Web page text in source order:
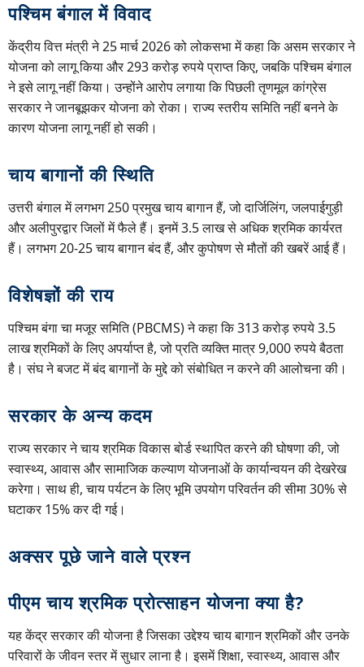
पश्चिम बंगाल में विवाद
केंद्रीय वित्त मंत्री ने 25 मार्च 2026 को लोकसभा में कहा कि असम सरकार ने
योजना को लागू किया और 293 करोड़ रुपये प्राप्त किए, जबकि पश्चिम बंगाल
ने इसे लागू नहीं किया। उन्होंने आरोप लगाया कि पिछली तृणमूल कांग्रेस
सरकार ने जानबूझकर योजना को रोका। राज्य स्तरीय समिति नहीं बनने के
कारण योजना लागू नहीं हो सकी।
चाय बागानों की स्थिति
उत्तरी बंगाल में लगभग 250 प्रमुख चाय बागान हैं, जो दार्जिलिंग, जलपाईगुड़ी
और अलीपुरद्वार जिलों में फैले हैं। इनमें 3.5 लाख से अधिक श्रमिक कार्यरत
हैं। लगभग 20-25 चाय बागान बंद हैं, और कुपोषण से मौतों की खबरें आई हैं।
विशेषज्ञों की राय
पश्चिम बंगा चा मजूर समिति (PBCMS) ने कहा कि 313 करोड़ रुपये 3.5
लाख श्रमिकों के लिए अपर्याप्त है, जो प्रति व्यक्ति मात्र 9,000 रुपये बैठता
है। संघ ने बजट में बंद बागानों के मुद्दे को संबोधित न करने की आलोचना की।
सरकार के अन्य कदम
राज्य सरकार ने चाय श्रमिक विकास बोर्ड स्थापित करने की घोषणा की, जो
स्वास्थ्य, आवास और सामाजिक कल्याण योजनाओं के कार्यान्वयन की देखरेख
करेगा। साथ ही, चाय पर्यटन के लिए भूमि उपयोग परिवर्तन की सीमा 30% से
घटाकर 15% कर दी गई।
अक्सर पूछे जाने वाले प्रश्न
पीएम चाय श्रमिक प्रोत्साहन योजना क्या है?
यह केंद्र सरकार की योजना है जिसका उद्देश्य चाय बागान श्रमिकों और उनके
परिवारों के जीवन स्तर में सुधार लाना है। इसमें शिक्षा, स्वास्थ्य, आवास और